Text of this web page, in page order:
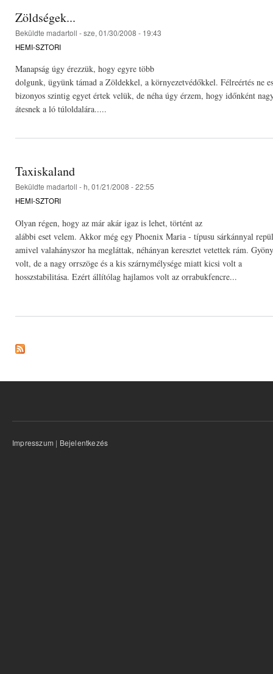
Zöldségek...
Beküldte madartoll - sze, 01/30/2008 - 19:43
HEMI-SZTORI
Manapság úgy érezzük, hogy egyre több
dolgunk, ügyünk támad a Zöldekkel, a környezetvédőkkel. Félreértés ne
bizonyos szintig egyet értek velük, de néha úgy érzem, hogy időnként
átesnek a ló túloldalára.....
Taxiskaland
Beküldte madartoll - h, 01/21/2008 - 22:55
HEMI-SZTORI
Olyan régen, hogy az már akár igaz is lehet, történt az
alábbi eset velem. Akkor még egy Phoenix Maria - típusu sárkánnyal
amivel valahányszor ha megláttak, néhányan keresztet vetettek rám.
volt, de a nagy orrszöge és a kis szárnymélysége miatt kicsi volt a
hosszstabilitása. Ezért állítólag hajlamos volt az orrabukfencre...
Impresszum | Bejelentkezés